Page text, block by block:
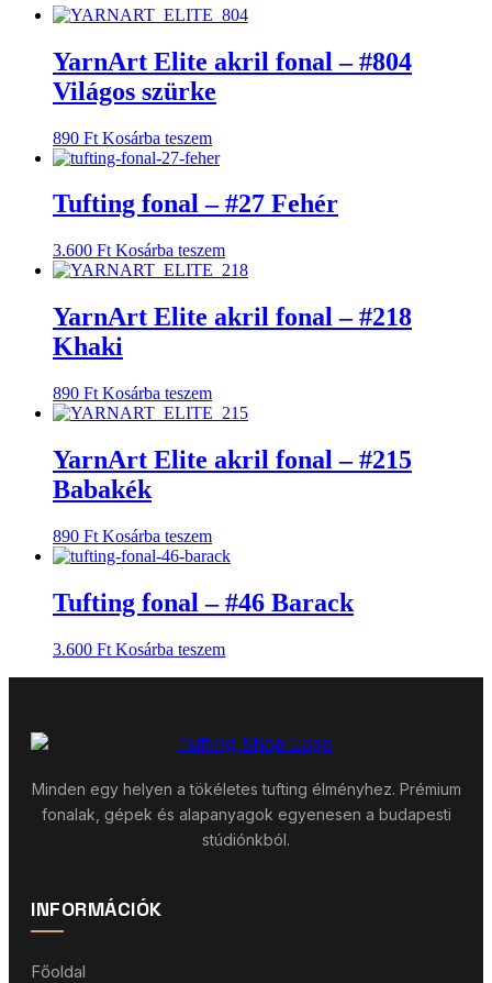
YarnArt Elite akril fonal – #804
Világos szürke
890 Ft Kosárba teszem
Tufting fonal – #27 Fehér
3.600 Ft Kosárba teszem
YarnArt Elite akril fonal – #218
Khaki
890 Ft Kosárba teszem
YarnArt Elite akril fonal – #215
Babakék
890 Ft Kosárba teszem
Tufting fonal – #46 Barack
3.600 Ft Kosárba teszem
Minden egy helyen a tökéletes tufting élményhez. Prémium
fonalak, gépek és alapanyagok egyenesen a budapesti
stúdiónkból.
INFORMÁCIÓK
Főoldal